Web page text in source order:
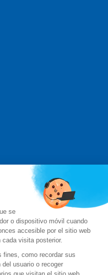
se
o dispositivo móvil cuando
accesible por el sitio web
visita posterior.
fines, como recordar sus
usuario o recoger
que visitan el sitio web.